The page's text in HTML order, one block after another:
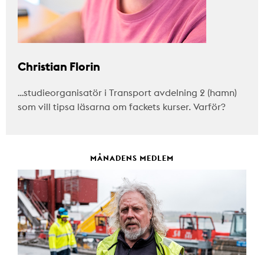
Christian Florin
…studieorganisatör i Transport avdelning 2 (hamn)
som vill tipsa läsarna om fackets kurser. Varför?
MÅNADENS MEDLEM